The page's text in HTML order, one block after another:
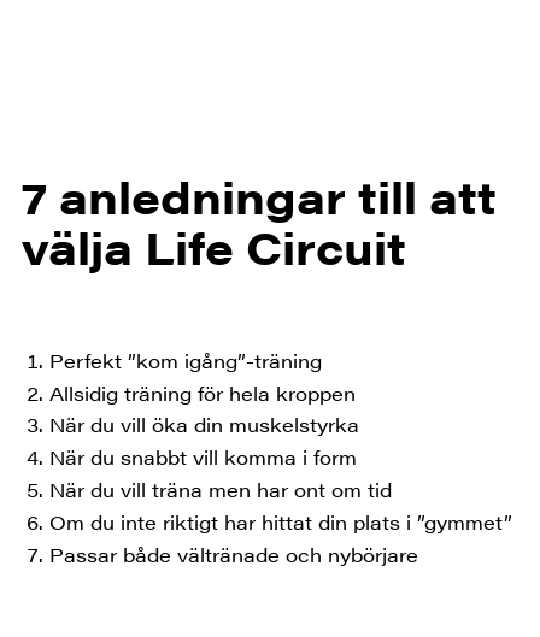
7 anledningar till att
välja Life Circuit
Perfekt ”kom igång”-träning
Allsidig träning för hela kroppen
När du vill öka din muskelstyrka
När du snabbt vill komma i form
När du vill träna men har ont om tid
Om du inte riktigt har hittat din plats i ”gymmet”
Passar både vältränade och nybörjare